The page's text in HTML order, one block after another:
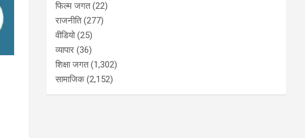
फिल्म जगत(22)
राजनीति(277)
वीडियो(25)
व्यापार (36)
शिक्षा जगत(1,302)
सामाजिक(2,152)